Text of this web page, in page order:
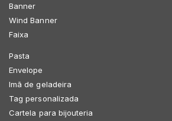
Banner
Wind Banner
Faixa
Pasta
Envelope
Imã de geladeira
Tag personalizada
Cartela para bijouteria